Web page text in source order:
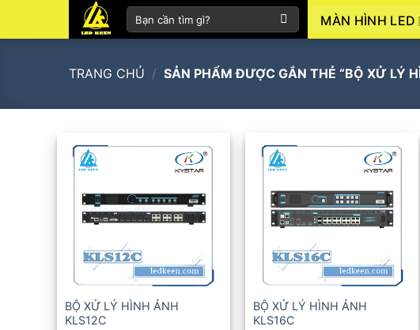
kiếm:
MÀN HÌNH LED
TRANG CHỦ / SẢN PHẨM ĐƯỢC GẮN THẺ “BỘ XỬ LÝ
+
BỘ XỬ LÝ HÌNH ẢNH
KLS12C
+
BỘ XỬ LÝ HÌNH ẢNH
KLS16C